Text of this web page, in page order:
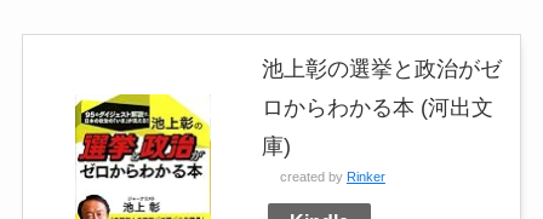
池上彰の選挙と政治がゼ
ロからわかる本 (河出文
庫)
created by Rinker